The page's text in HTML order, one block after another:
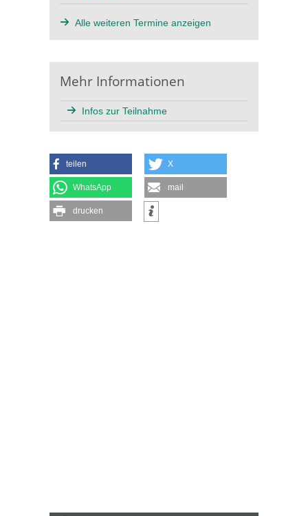
Alle weiteren Termine anzeigen
Mehr Informationen
Infos zur Teilnahme
teilen X
WhatsApp mail
drucken